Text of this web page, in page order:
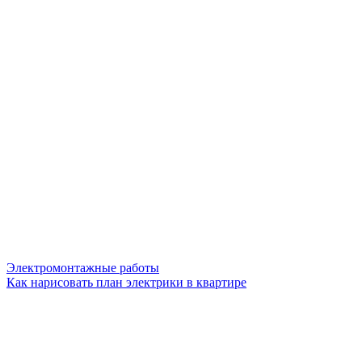
Электромонтажные работы
Как нарисовать план электрики в квартире